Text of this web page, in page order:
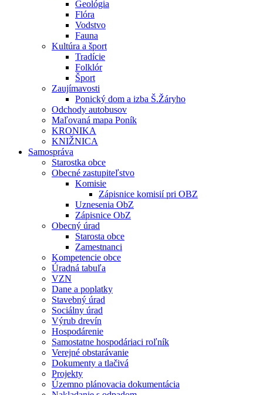
Geológia
Flóra
Vodstvo
Fauna
Kultúra a šport
Tradície
Folklór
Šport
Zaujímavosti
Ponický dom a izba Š.Žáryho
Odchody autobusov
Maľovaná mapa Poník
KRONIKA
KNIŽNICA
Samospráva
Starostka obce
Obecné zastupiteľstvo
Komisie
Zápisnice komisií pri OBZ
Uznesenia ObZ
Zápisnice ObZ
Obecný úrad
Starosta obce
Zamestnanci
Kompetencie obce
Úradná tabuľa
VZN
Dane a poplatky
Stavebný úrad
Sociálny úrad
Výrub drevín
Hospodárenie
Samostatne hospodáriaci roľník
Verejné obstarávanie
Dokumenty a tlačivá
Projekty
Územno plánovacia dokumentácia